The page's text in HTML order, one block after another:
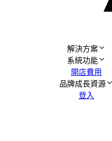
解決方案
系統功能
開店費用
品牌成長資源
登入